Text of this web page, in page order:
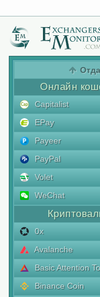
Онлайн
Capitalist
EPay
Payeer
PayPal
Volet
WeChat
0x
Avalanche
Basic Attention
Binance Coin